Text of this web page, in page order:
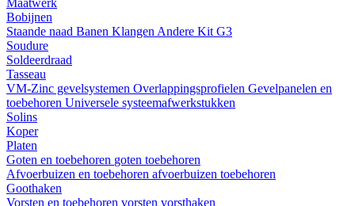
Maatwerk
Bobijnen
Staande naad Banen Klangen Andere Kit G3
Soudure
Soldeerdraad
Tasseau
VM-Zinc gevelsystemen Overlappingsprofielen Gevelpanelen en
toebehoren Universele systeemafwerkstukken
Solins
Koper
Platen
Goten en toebehoren goten toebehoren
Afvoerbuizen en toebehoren afvoerbuizen toebehoren
Goothaken
Vorsten en toebehoren vorsten vorsthaken